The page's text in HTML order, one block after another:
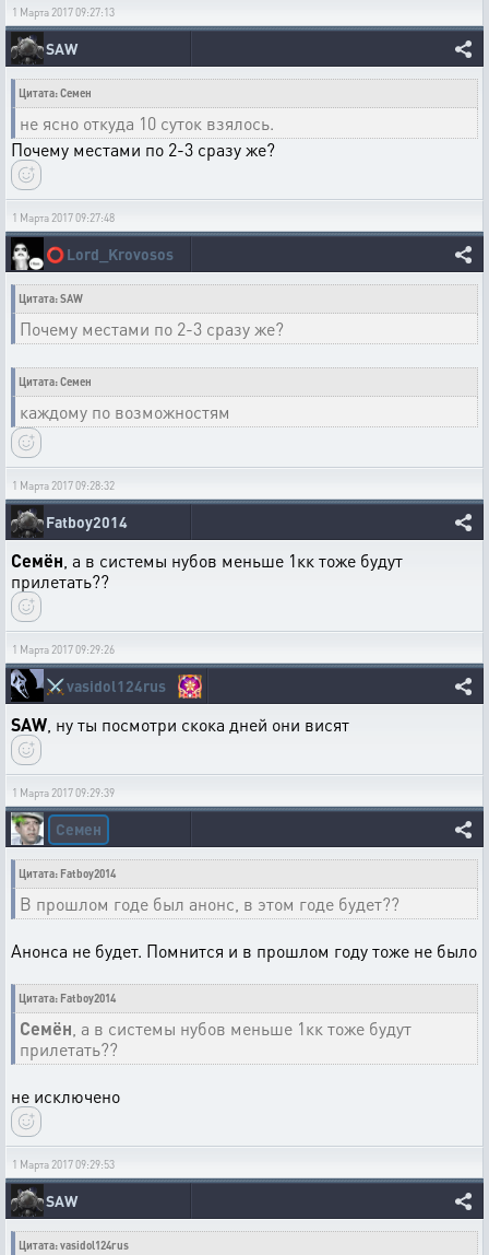
1 Марта 2017 09:27:13
SAW
Цитата: Семен
не ясно откуда 10 суток взялось.
Почему местами по 2-3 сразу же?
1 Марта 2017 09:27:48
⭕Lord_Krovosos
Цитата: SAW
Почему местами по 2-3 сразу же?
Цитата: Семен
каждому по возможностям
1 Марта 2017 09:28:32
Fatboy2014
Семён , а в системы нубов меньше 1кк тоже будут
прилетать??
1 Марта 2017 09:29:26
⚔️vasidol124rus
SAW , ну ты посмотри скока дней они висят
1 Марта 2017 09:29:39
Семен
Цитата: Fatboy2014
В прошлом годе был анонс, в этом годе будет??
Анонса не будет. Помнится и в прошлом году тоже не было
Цитата: Fatboy2014
Семён , а в системы нубов меньше 1кк тоже будут
прилетать??
не исключено
1 Марта 2017 09:29:53
SAW
Цитата: vasidol124rus